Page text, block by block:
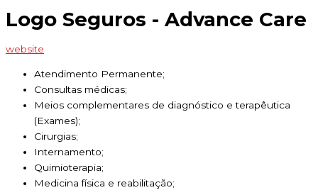
Logo Seguros - Advance Care
website
Atendimento Permanente;
Consultas médicas;
Meios complementares de diagnóstico e terapêutica
(Exames);
Cirurgias;
Internamento;
Quimioterapia;
Medicina física e reabilitação;